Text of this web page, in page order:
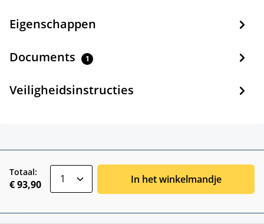
Eigenschappen
Documents 1
Veiligheidsinstructies
Totaal:
€ 93,90 In het winkelmandje